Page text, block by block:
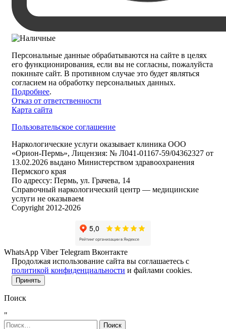
Персональные данные обрабатываются на сайте в целях
его функционирования, если вы не согласны, пожалуйста
покиньте сайт. В противном случае это будет являться
согласием на обработку персональных данных.
Подробнее.
Отказ от ответственности
Карта сайта
Пользовательское соглашение
Наркологические услуги оказывает клиника ООО
«Орион-Пермь», Лицензия: № Л041-01167-59/04362327 от
13.02.2026 выдано Министерством здравоохранения
Пермского края
По адрессу: Пермь, ул. Грачева, 14
Справочный наркологический центр — медицинские
услуги не оказываем
Copyright 2012-2026
WhatsApp Viber Telegram Вконтакте
Продолжая использование сайта вы соглашаетесь с
политикой конфиденциальности и файлами cookies.
Принять
Поиск
"
Найти: